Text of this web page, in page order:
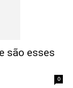
são esses
0